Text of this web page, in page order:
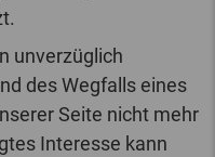
unverzüglich
des Wegfalls eines
Seite nicht mehr
Interesse kann